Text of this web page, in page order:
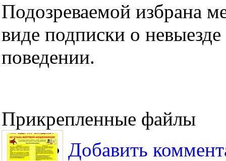
Подозреваемой избрана
виде подписки о
поведении.
Прикрепленные файлы
Добавить